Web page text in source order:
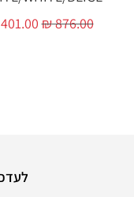
₪876.00